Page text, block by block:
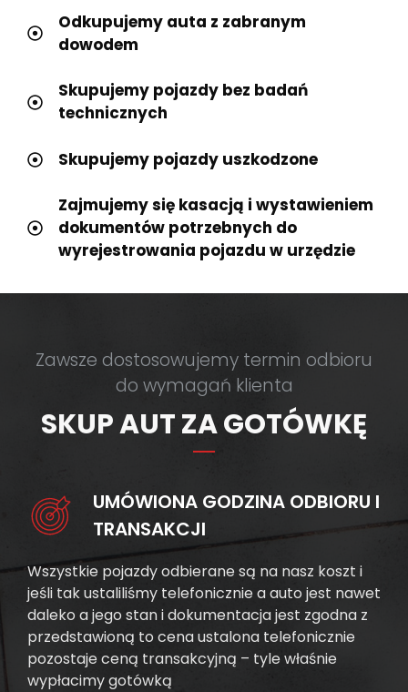
Odkupujemy auta z zabranym
dowodem
Skupujemy pojazdy bez badań
technicznych
Skupujemy pojazdy uszkodzone
Zajmujemy się kasacją i wystawieniem
dokumentów potrzebnych do
wyrejestrowania pojazdu w urzędzie
Zawsze dostosowujemy termin odbioru
do wymagań klienta
SKUP AUT ZA GOTÓWKĘ
UMÓWIONA GODZINA ODBIORU I
TRANSAKCJI
Wszystkie pojazdy odbierane są na nasz koszt i
jeśli tak ustaliliśmy telefonicznie a auto jest nawet
daleko a jego stan i dokumentacja jest zgodna z
przedstawioną to cena ustalona telefonicznie
pozostaje ceną transakcyjną – tyle właśnie
wypłacimy gotówką